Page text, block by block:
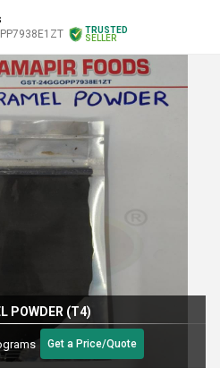
TRUSTED
SELLER
POWDER (T4)
Get a Price/Quote